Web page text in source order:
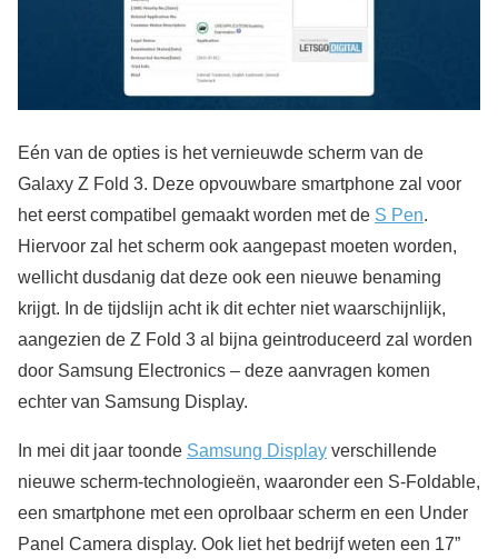
Eén van de opties is het vernieuwde scherm van de
Galaxy Z Fold 3. Deze opvouwbare smartphone zal voor
het eerst compatibel gemaakt worden met de S Pen.
Hiervoor zal het scherm ook aangepast moeten worden,
wellicht dusdanig dat deze ook een nieuwe benaming
krijgt. In de tijdslijn acht ik dit echter niet waarschijnlijk,
aangezien de Z Fold 3 al bijna geintroduceerd zal worden
door Samsung Electronics – deze aanvragen komen
echter van Samsung Display.
In mei dit jaar toonde Samsung Display verschillende
nieuwe scherm-technologieën, waaronder een S-Foldable,
een smartphone met een oprolbaar scherm en een Under
Panel Camera display. Ook liet het bedrijf weten een 17”